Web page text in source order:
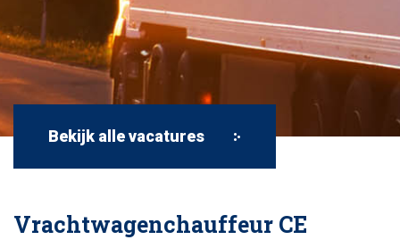
Bekijk alle vacatures
Vrachtwagenchauffeur CE